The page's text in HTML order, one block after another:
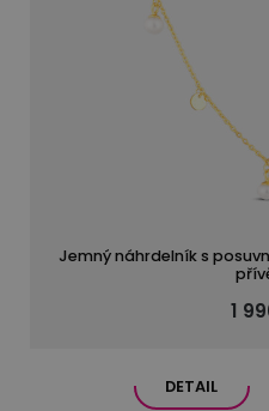
Jemný náhrdelník s
1
DETAIL